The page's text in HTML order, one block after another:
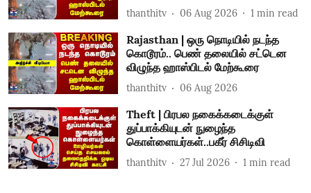
thanthitv 06 Aug 2026 1 min read
Rajasthan | ஒரு நொடியில் நடந்த
கொடூரம்.. பெண் தலையில் சட்டென
விழுந்த ஹாஸ்பிடல் மேற்கூரை
thanthitv 06 Aug 2026
Theft | பிரபல நகைக்கடைக்குள்
துப்பாக்கியுடன் நுழைந்த
கொள்ளையர்கள்..பகீர் சிசிடிவி
thanthitv 27 Jul 2026 1 min read